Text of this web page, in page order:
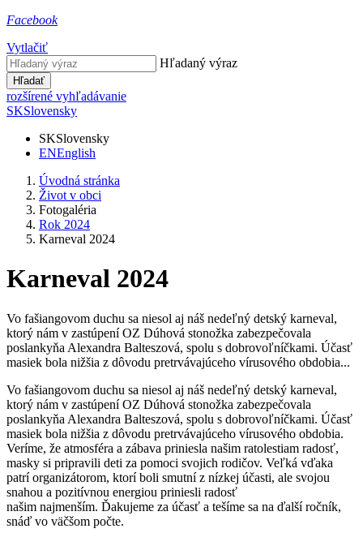
Facebook
Vytlačiť
Hľadaný výraz
Hľadať
rozšírené vyhľadávanie
SKSlovensky
SKSlovensky
ENEnglish
Úvodná stránka
Život v obci
Fotogaléria
Rok 2024
Karneval 2024
Karneval 2024
Vo fašiangovom duchu sa niesol aj náš nedeľný detský karneval,
ktorý nám v zastúpení OZ Dúhová stonožka zabezpečovala
poslankyňa Alexandra Balteszová, spolu s dobrovoľníčkami. Účasť
masiek bola nižšia z dôvodu pretrvávajúceho vírusového obdobia...
Vo fašiangovom duchu sa niesol aj náš nedeľný detský karneval,
ktorý nám v zastúpení OZ Dúhová stonožka zabezpečovala
poslankyňa Alexandra Balteszová, spolu s dobrovoľníčkami. Účasť
masiek bola nižšia z dôvodu pretrvávajúceho vírusového obdobia.
Veríme, že atmosféra a zábava priniesla našim ratolestiam radosť,
masky si pripravili deti za pomoci svojich rodičov. Veľká vďaka
patrí organizátorom, ktorí boli smutní z nízkej účasti, ale svojou
snahou a pozitívnou energiou priniesli radosť
našim najmenším. Ďakujeme za účasť a tešíme sa na ďalší ročník,
snáď vo väčšom počte.